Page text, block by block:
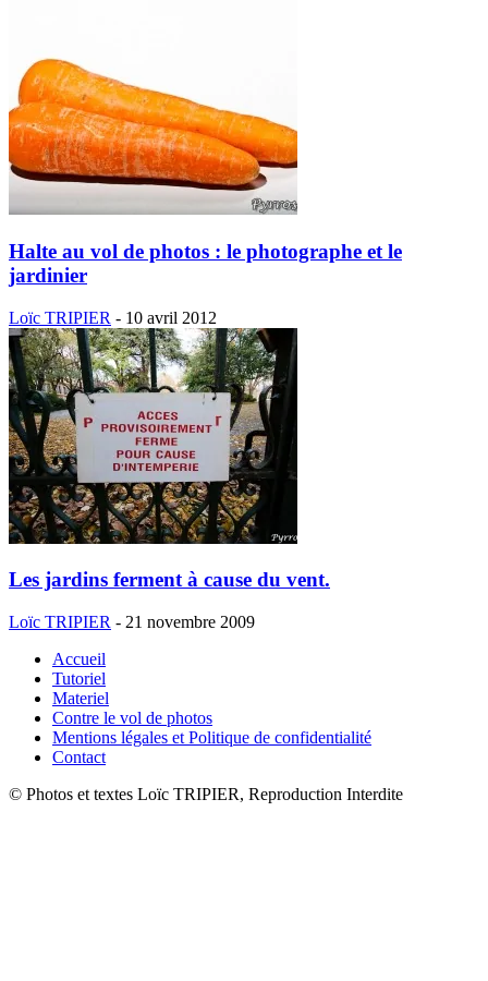
Halte au vol de photos : le photographe et le
jardinier
Loïc TRIPIER - 10 avril 2012
Les jardins ferment à cause du vent.
Loïc TRIPIER - 21 novembre 2009
Accueil
Tutoriel
Materiel
Contre le vol de photos
Mentions légales et Politique de confidentialité
Contact
© Photos et textes Loïc TRIPIER, Reproduction Interdite